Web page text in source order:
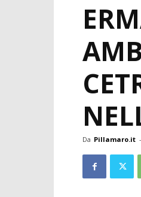
Da Pillamaro.it -